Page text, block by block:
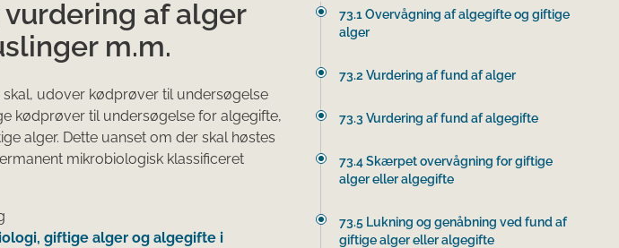
af alger
m.m.
udover kødprøver til undersøgelse
kødprøver til undersøgelse for algegifte,
alger. Dette uanset om der skal høstes
mikrobiologisk klassificeret
giftige alger og algegifte i
73.1 Overvågning af algegifte og giftige
alger
73.2 Vurdering af fund af alger
73.3 Vurdering af fund af algegifte
73.4 Skærpet overvågning for giftige
alger eller algegifte
73.5 Lukning og genåbning ved fund af
giftige alger eller algegifte